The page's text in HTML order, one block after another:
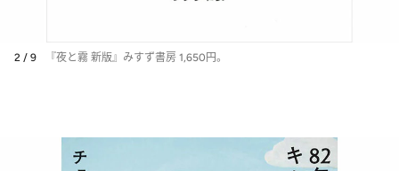
2 / 9 『夜と霧 新版』みすず書房 1,650円。